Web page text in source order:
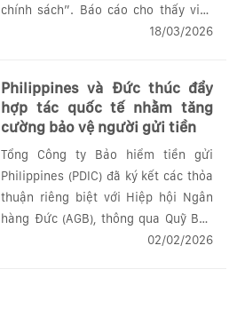
chính sách”. Báo cáo cho thấy việc
mở rộng phạm vi bảo hiểm tiền gửi
18/03/2026
Philippines và Đức thúc đẩy
hợp tác quốc tế nhằm tăng
cường bảo vệ người gửi tiền
Tổng Công ty Bảo hiểm tiền gửi
Philippines (PDIC) đã ký kết các thỏa
thuận riêng biệt với Hiệp hội Ngân
hàng Đức (AGB), thông qua Quỹ Bảo
vệ tiền gửi (DPF), và Cơ chế Bồi
02/02/2026